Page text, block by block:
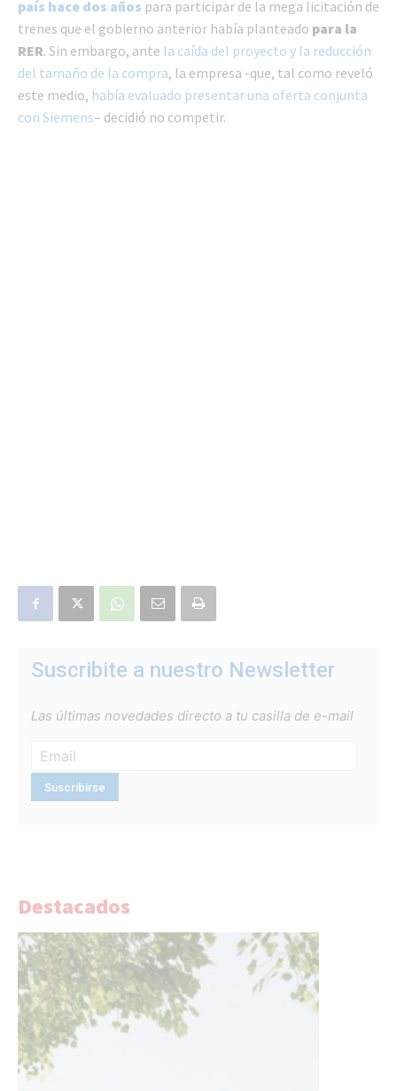
país hace dos años para participar de la mega licitación de
trenes que el gobierno anterior había planteado para la
RER. Sin embargo, ante la caída del proyecto y la reducción
del tamaño de la compra, la empresa -que, tal como reveló
este medio, había evaluado presentar una oferta conjunta
con Siemens– decidió no competir.
Suscribite a nuestro Newsletter
Las últimas novedades directo a tu casilla de e-mail
Destacados